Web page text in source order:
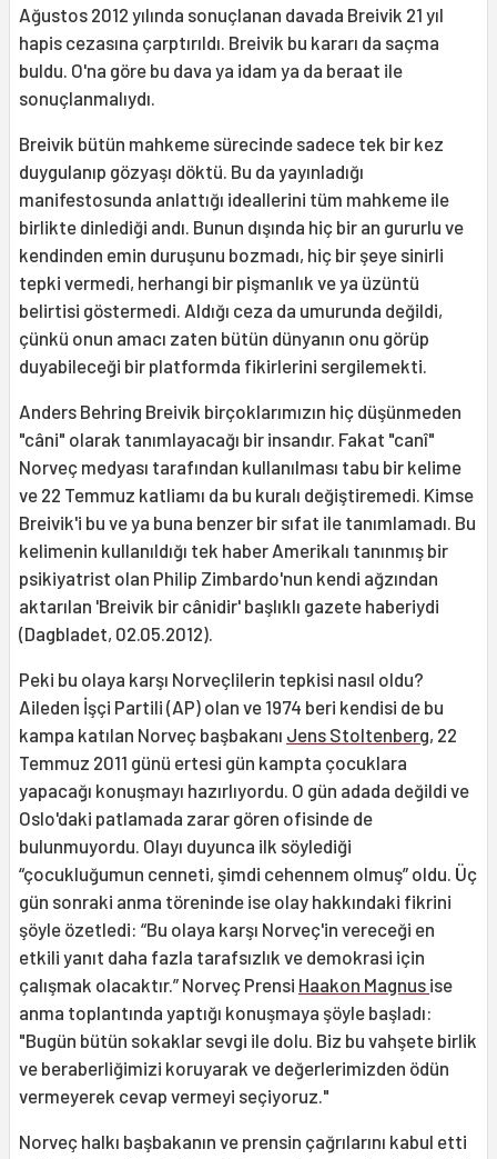
Ağustos 2012 yılında sonuçlanan davada Breivik 21 yıl
hapis cezasına çarptırıldı. Breivik bu kararı da saçma
buldu. O'na göre bu dava ya idam ya da beraat ile
sonuçlanmalıydı.
Breivik bütün mahkeme sürecinde sadece tek bir kez
duygulanıp gözyaşı döktü. Bu da yayınladığı
manifestosunda anlattığı ideallerini tüm mahkeme ile
birlikte dinlediği andı. Bunun dışında hiç bir an gururlu ve
kendinden emin duruşunu bozmadı, hiç bir şeye sinirli
tepki vermedi, herhangi bir pişmanlık ve ya üzüntü
belirtisi göstermedi. Aldığı ceza da umurunda değildi,
çünkü onun amacı zaten bütün dünyanın onu görüp
duyabileceği bir platformda fikirlerini sergilemekti.
Anders Behring Breivik birçoklarımızın hiç düşünmeden
"câni" olarak tanımlayacağı bir insandır. Fakat "canî"
Norveç medyası tarafından kullanılması tabu bir kelime
ve 22 Temmuz katliamı da bu kuralı değiştiremedi. Kimse
Breivik'i bu ve ya buna benzer bir sıfat ile tanımlamadı. Bu
kelimenin kullanıldığı tek haber Amerikalı tanınmış bir
psikiyatrist olan Philip Zimbardo'nun kendi ağzından
aktarılan 'Breivik bir cânidir' başlıklı gazete haberiydi
(Dagbladet, 02.05.2012).
Peki bu olaya karşı Norveçlilerin tepkisi nasıl oldu?
Aileden İşçi Partili (AP) olan ve 1974 beri kendisi de bu
kampa katılan Norveç başbakanı Jens Stoltenberg, 22
Temmuz 2011 günü ertesi gün kampta çocuklara
yapacağı konuşmayı hazırlıyordu. O gün adada değildi ve
Oslo'daki patlamada zarar gören ofisinde de
bulunmuyordu. Olayı duyunca ilk söylediği
“çocukluğumun cenneti, şimdi cehennem olmuş” oldu. Üç
gün sonraki anma töreninde ise olay hakkındaki fikrini
şöyle özetledi: “Bu olaya karşı Norveç'in vereceği en
etkili yanıt daha fazla tarafsızlık ve demokrasi için
çalışmak olacaktır.” Norveç Prensi Haakon Magnus ise
anma toplantında yaptığı konuşmaya şöyle başladı:
"Bugün bütün sokaklar sevgi ile dolu. Biz bu vahşete birlik
ve beraberliğimizi koruyarak ve değerlerimizden ödün
vermeyerek cevap vermeyi seçiyoruz."
Norveç halkı başbakanın ve prensin çağrılarını kabul etti